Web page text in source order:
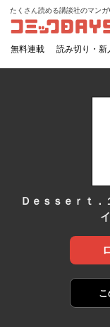
コミック
たくさん読める講談社のマンガ
無料連載 読み切り・新
Ｄｅｓｓｅｒｔ